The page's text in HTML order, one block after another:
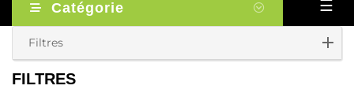
Catégorie ☰
Filtres
FILTRES